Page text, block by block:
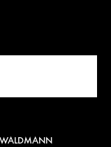
WALDMANN